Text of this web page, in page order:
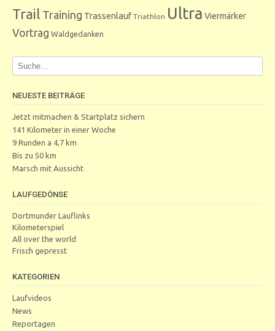
Trail Training Trassenlauf Triathlon Ultra Viermärker
Vortrag Waldgedanken
NEUESTE BEITRÄGE
Jetzt mitmachen & Startplatz sichern
141 Kilometer in einer Woche
9 Runden a 4,7 km
Bis zu 50 km
Marsch mit Aussicht
LAUFGEDÖNSE
Dortmunder Lauflinks
Kilometerspiel
All over the world
Frisch gepresst
KATEGORIEN
Laufvideos
News
Reportagen